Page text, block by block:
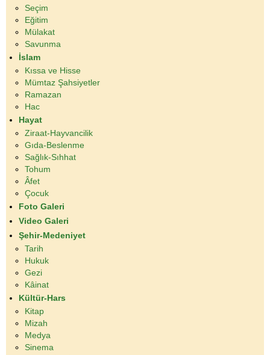
Seçim
Eğitim
Mülakat
Savunma
İslam
Kıssa ve Hisse
Mümtaz Şahsiyetler
Ramazan
Hac
Hayat
Ziraat-Hayvancilik
Gıda-Beslenme
Sağlık-Sıhhat
Tohum
Âfet
Çocuk
Foto Galeri
Video Galeri
Şehir-Medeniyet
Tarih
Hukuk
Gezi
Kâinat
Kültür-Hars
Kitap
Mizah
Medya
Sinema